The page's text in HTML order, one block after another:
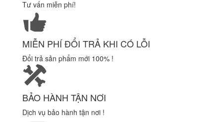
Tư vấn miễn phí!
MIỄN PHÍ ĐỔI TRẢ KHI CÓ LỖI
Đổi trả sản phẩm mới 100% !
BẢO HÀNH TẬN NƠI
Dịch vụ bảo hành tận nơi !